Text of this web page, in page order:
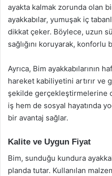
ayakta kalmak zorunda olan
ayakkabılar, yumuşak iç
dikkat çeker. Böylece, uzun
sağlığını koruyarak, konforlu
Ayrıca, Bim ayakkabılarının
hareket kabiliyetini artırır ve
şekilde gerçekleştirmelerine
iş hem de sosyal hayatında
bir avantaj sağlar.
Kalite ve Uygun Fiyat
Bim, sunduğu kundura
planda tutar. Kullanılan